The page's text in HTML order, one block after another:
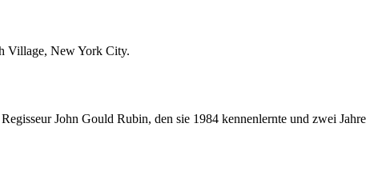
Village, New York City.
John Gould Rubin, den sie 1984 kennenlernte und zwei